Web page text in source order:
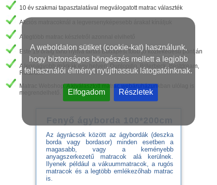
A weboldalon sütiket (cookie-kat) használunk,
hogy biztonságos böngészés mellett a legjobb
felhasználói élményt nyújthassuk látogatóinknak.
Elfogadom Részletek
10 év szakmai tapasztalatával megválogatott matrac választék
Akciós matracoknál a legversenyképesebb árakat kínáljuk
A legtöbb matrac készletről azonnal elvihető
Este 19 óráig tartó nyitva tartás Budapest több jó közlekedésű pontján
A legnagyobb márkák egy helyen: Dunlopillo, Billerbeck, Bestdream,
RelaXx...
Matrac Webshop. A kiválasztott matrac webáruházunkban ulólag is
megrendelhető.
Az ágyrácsok között az ágybordák (deszka
borda vagy bordasor) minden esetben a
magasabb, vagy a keményebb
anyagszerkezetű matracok alá kerülnek.
Ilyenek például a vákuummatracok, a rugós
matracok és a legtöbb emlékezőhab matrac
is.